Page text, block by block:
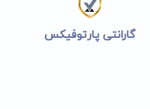
گارانتی پارتوفیکس